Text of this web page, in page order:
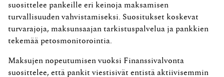
suosittelee pankeille eri keinoja maksamisen
turvallisuuden vahvistamiseksi. Suositukset koskevat
turvarajoja, maksunsaajan tarkistuspalvelua ja pankkien
tekemää petosmonitorointia.
Maksujen nopeutumisen vuoksi Finanssivalvonta
suosittelee, että pankit viestisivät entistä aktiivisemmin